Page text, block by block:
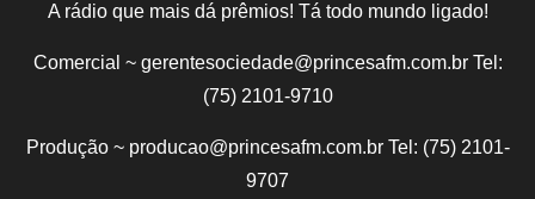
A rádio que mais dá prêmios! Tá todo mundo ligado!
Comercial ~ gerentesociedade@princesafm.com.br Tel:
(75) 2101-9710
Produção ~ producao@princesafm.com.br Tel: (75) 2101-
9707